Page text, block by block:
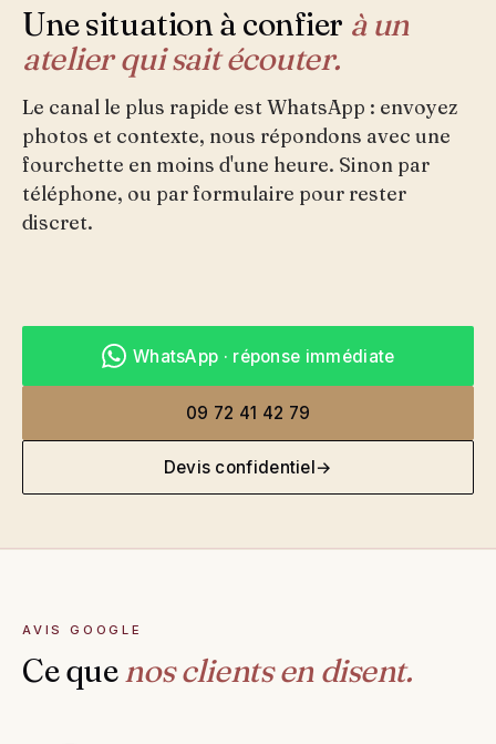
Une situation à confier à un
atelier qui sait écouter.
Le canal le plus rapide est WhatsApp : envoyez
photos et contexte, nous répondons avec une
fourchette en moins d'une heure. Sinon par
téléphone, ou par formulaire pour rester
discret.
WhatsApp · réponse immédiate
09 72 41 42 79
Devis confidentiel →
AVIS GOOGLE
Ce quenos clients en disent.